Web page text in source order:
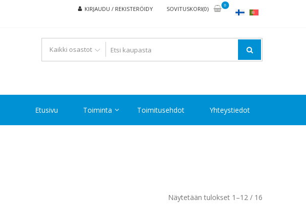
KIRJAUDU / REKISTERÖIDY SOVITUSKORI(0)
0
Etusivu Toiminta Toimitusehdot Yhteystiedot
Näytetään tulokset 1–12 / 16